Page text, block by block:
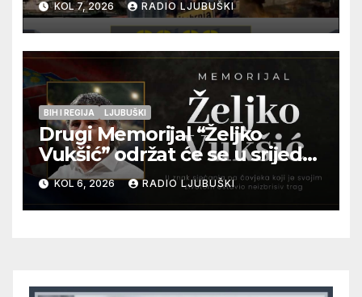
Kraljevića i osmorice
pripadnika HOS-a
KOL 7, 2026 RADIO LJUBUŠKI
BIH I REGIJA LJUBUŠKI
Drugi Memorijal “Željko
Vukšić” održat će se u srijedu
12. kolovoza u Otoku
KOL 6, 2026 RADIO LJUBUŠKI